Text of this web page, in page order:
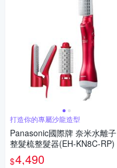
打造你的專屬沙龍造型
Panasonic國際牌 奈米水離子
整髮梳整髮器(EH-KN8C-RP)
$4,490